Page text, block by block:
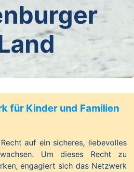
für Kinder und Familien
auf ein sicheres, liebevolles
Um dieses Recht zu
engagiert sich das Netzwerk